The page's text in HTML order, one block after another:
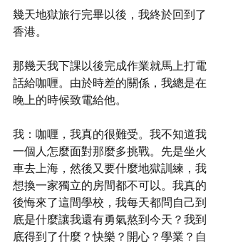
幾天地獄旅行完畢以後，我終於回到了
香港。
那幾天我下課以後完成作業就馬上打電
話給咖喱。由於時差的關係，我總是在
晚上的時候致電給他。
我：咖喱，我真的很難受。我不知道我
一個人怎麼面對那麼多挑戰。先是坐火
車去上海，然後又要什麼地獄訓練，我
想換一家獨立的房間都不可以。我真的
後悔來了這間學校，我每天都問自己到
底是什麼讓我還有勇氣熬到今天？我到
底得到了什麼？快樂？開心？學業？自